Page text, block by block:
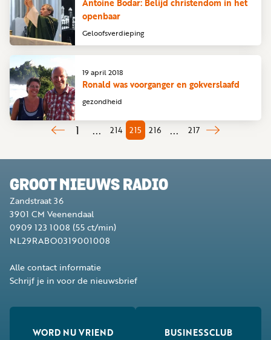
Geloofsverdieping
Antoine Bodar: Belijd christendom in het
openbaar
gezondheid
Ronald was voorganger en gokverslaafd
19 april 2018
1 ... 214 215 216 ... 217
GROOT NIEUWS RADIO
Zandstraat 36
3901 CM Veenendaal
0909 123 1008 (55 ct/min)
NL29RABO0319001008
Alle contact informatie
Schrijf je in voor de nieuwsbrief
WORD NU VRIEND BUSINESSCLUB